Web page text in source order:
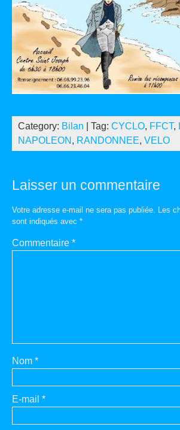
Category: Bilan | Tag: CYCLO, FFCT,
NAPOLEON , RANDONNEE, VELO
Laisser un commentaire
Votre adresse e-mail ne sera pas publiée. Les
sont indiqués avec *
Commentaire *
Nom *
E-mail *